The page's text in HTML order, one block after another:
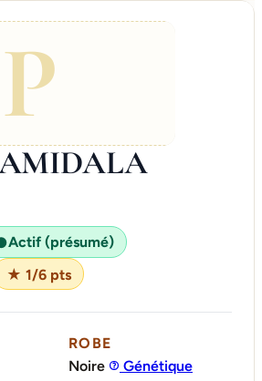
P
Actif (présumé)
★ 1/6 pts
ROBE
Noire
Génétique